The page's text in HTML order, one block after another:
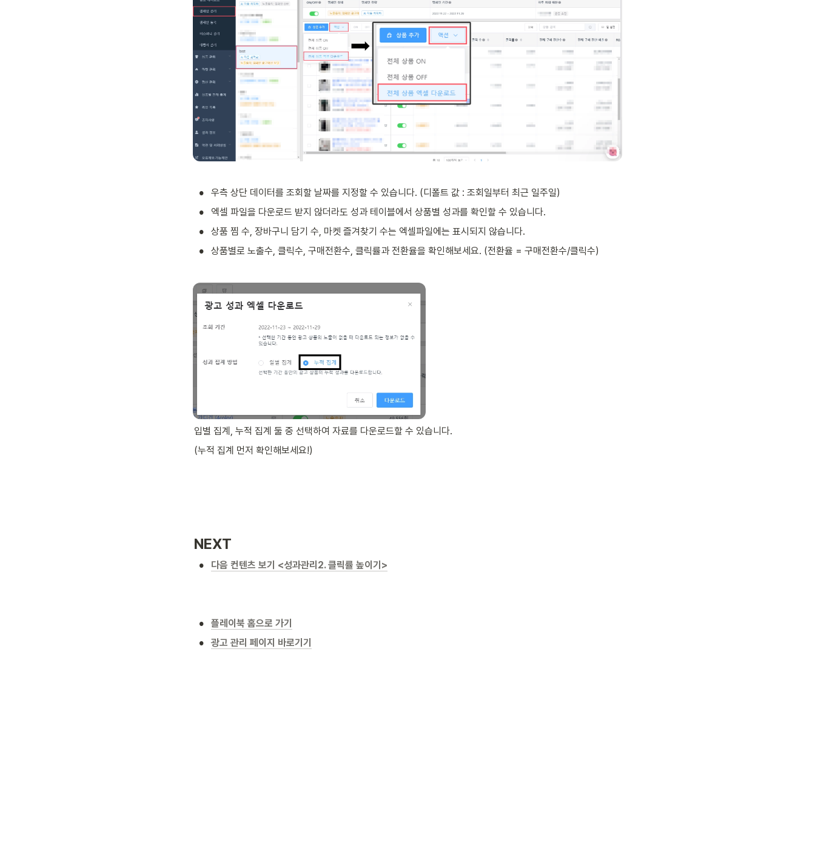
• 우측 상단 데이터를 조회할 날짜를 지정할 수 있습니다. (디폴트 값 : 조회일부터 최근 일주일)
• 엑셀 파일을 다운로드 받지 않더라도 성과 테이블에서 상품별 성과를 확인할 수 있습니다.
• 상품 찜 수, 장바구니 담기 수, 마켓 즐겨찾기 수는 엑셀파일에는 표시되지 않습니다.
• 상품별로 노출수, 클릭수, 구매전환수, 클릭률과 전환율을 확인해보세요. (전환율 = 구매전환수/클릭수)
입별 집계, 누적 집계 둘 중 선택하여 자료를 다운로드할 수 있습니다.
(누적 집계 먼저 확인해보세요!)
NEXT
• 다음 컨텐츠 보기 <성과관리2. 클릭률 높이기>
• 플레이북 홈으로 가기
• 광고 관리 페이지 바로기기